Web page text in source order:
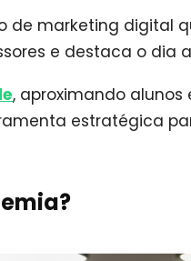
de marketing digital
e destaca o dia
, aproximando
estratégica